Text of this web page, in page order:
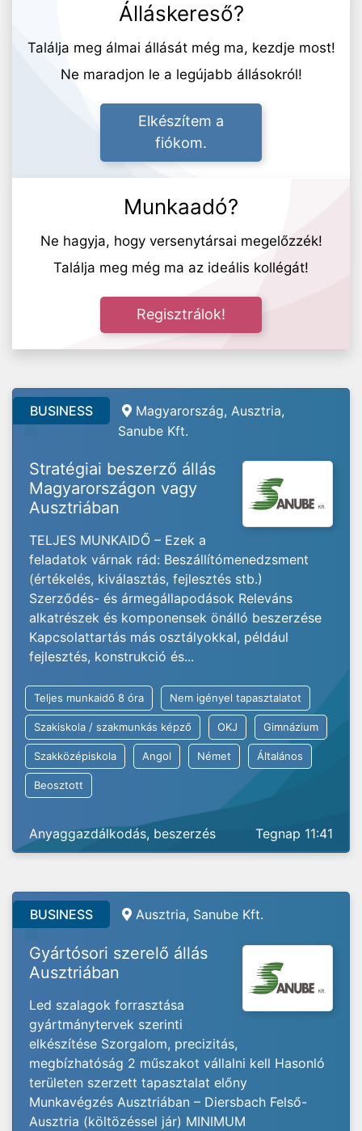
Álláskereső?
Találja meg álmai állását még ma, kezdje most!
Ne maradjon le a legújabb állásokról!
Elkészítem a
fiókom.
Munkaadó?
Ne hagyja, hogy versenytársai megelőzzék!
Találja meg még ma az ideális kollégát!
Regisztrálok!
BUSINESS
Magyarország, Ausztria,
Sanube Kft.
Stratégiai beszerző állás
Magyarországon vagy
Ausztriában
TELJES MUNKAIDŐ – Ezek a
feladatok várnak rád: Beszállítómenedzsment
(értékelés, kiválasztás, fejlesztés stb.)
Szerződés- és ármegállapodások Releváns
alkatrészek és komponensek önálló beszerzése
Kapcsolattartás más osztályokkal, például
fejlesztés, konstrukció és...
Teljes munkaidő 8 óra Nem igényel tapasztalatot
Szakiskola / szakmunkás képző OKJ Gimnázium
Szakközépiskola Angol Német Általános
Beosztott
Anyaggazdálkodás, beszerzés Tegnap 11:41
BUSINESS Ausztria, Sanube Kft.
Gyártósori szerelő állás
Ausztriában
Led szalagok forrasztása
gyártmánytervek szerinti
elkészítése Szorgalom, precizitás,
megbízhatóság 2 műszakot vállalni kell Hasonló
területen szerzett tapasztalat előny
Munkavégzés Ausztriában – Diersbach Felső-
Ausztria (költözéssel jár) MINIMUM